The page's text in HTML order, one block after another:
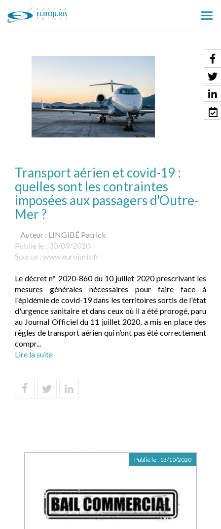
le
Transport aérien et covid-19 :
quelles sont les contraintes
imposées aux passagers d'Outre-
Mer ?
Auteur : LINGIBÉ Patrick
Publié le : 30/09/2020
Source : www.eurojuris.fr
Le décret n° 2020-860 du 10 juillet 2020 prescrivant les
mesures générales nécessaires pour faire face à
l'épidémie de covid-19 dans les territoires sortis de l'état
d'urgence sanitaire et dans ceux où il a été prorogé, paru
au Journal Officiel du 11 juillet 2020, a mis en place des
règles de transport aérien qui n’ont pas été correctement
compr...
Lire la suite
Publié le : 13/10/2020